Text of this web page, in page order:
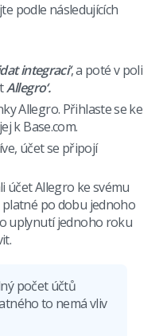
podle následujících
integraci‘, a poté v poli
Allegro‘.
Allegro. Přihlaste se ke
k Base.com.
účet se připojí
účet Allegro ke svému
platné po dobu jednoho
uplynutí jednoho roku
počet účtů
to nemá vliv